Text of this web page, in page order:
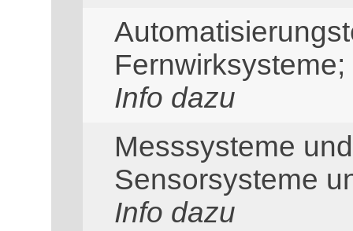
Info dazu
Messsysteme
Sensorsysteme
Info dazu